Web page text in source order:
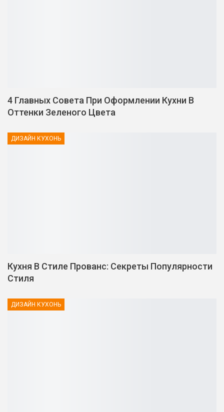
4 Главных Совета При Оформлении Кухни В
Оттенки Зеленого Цвета
ДИЗАЙН КУХОНЬ
Кухня В Стиле Прованс: Секреты Популярности
Стиля
ДИЗАЙН КУХОНЬ